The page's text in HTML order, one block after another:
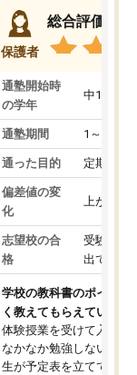
保護者
総合評価
通塾開始時
の学年
中1
通塾期間 1～3ヵ月
通った目的 定期テス
偏差値の変
化
上がった
志望校の合
格
受験して
出ていな
学校の教科書のポイント
く教えてもらえている
体験授業を受けて入塾し
なかなか勉強しない息子
生が予定表を立ててくれ